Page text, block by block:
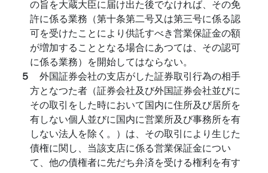
の旨を大蔵大臣に届け出た後でなければ、その免
許に係る業務（第十条第二号又は第三号に係る認
可を受けたことにより供託すべき営業保証金の額
が増加することとなる場合にあつては、その認可
に係る業務）を開始してはならない。
５ 外国証券会社の支店がした証券取引行為の相手
方となつた者（証券会社及び外国証券会社並びに
その取引をした時において国内に住所及び居所を
有しない個人並びに国内に営業所及び事務所を有
しない法人を除く。）は、その取引により生じた
債権に関し、当該支店に係る営業保証金につい
て、他の債権者に先だち弁済を受ける権利を有す